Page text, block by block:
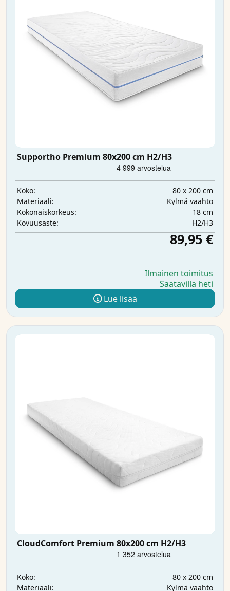
Supportho Premium 80x200 cm H2/H3
Koko:
80 x 200 cm
Materiaali:
Kylmä vaahto
Kokonaiskorkeus:
18 cm
Kovuusaste:
H2/H3
89,95 €
Ilmainen toimitus
Saatavilla heti
Lue lisää
CloudComfort Premium 80x200 cm H2/H3
Koko:
80 x 200 cm
Materiaali:
Kylmä vaahto